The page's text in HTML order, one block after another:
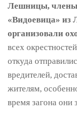
Лешницы, члены
«Видоевица» из
организовали
всех
откуда
вредителей,
жителям,
время загона они